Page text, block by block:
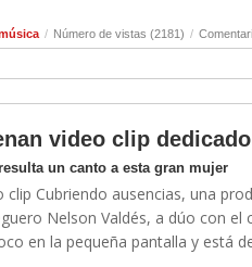
/ Número de vistas (2181) /
video clip
un canto a esta gran mujer
clip Cubriendo ausencias, una
Nelson Valdés, a dúo con
en la pequeña pantalla y está